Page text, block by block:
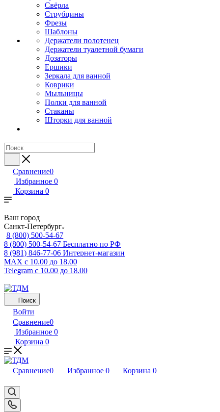
Свёрла
Струбцины
Фрезы
Шаблоны
Держатели полотенец
Держатели туалетной бумаги
Дозаторы
Ершики
Зеркала для ванной
Коврики
Мыльницы
Полки для ванной
Стаканы
Шторки для ванной
Сравнение0
Избранное 0
Корзина 0
Ваш город
Санкт-Петербург
8 (800) 500-54-67
8 (800) 500-54-67 Бесплатно по РФ
8 (981) 846-77-06 Интернет-магазин
MAX с 10.00 до 18.00
Telegram с 10.00 до 18.00
Поиск
Войти
Сравнение0
Избранное 0
Корзина 0
Сравнение0 Избранное 0 Корзина 0